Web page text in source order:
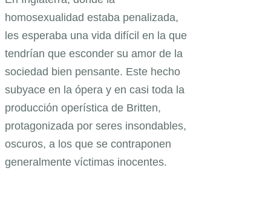
homosexualidad estaba penalizada,
les esperaba una vida difícil en la que
tendrían que esconder su amor de la
sociedad bien pensante. Este hecho
subyace en la ópera y en casi toda la
producción operística de Britten,
protagonizada por seres insondables,
oscuros, a los que se contraponen
generalmente víctimas inocentes.